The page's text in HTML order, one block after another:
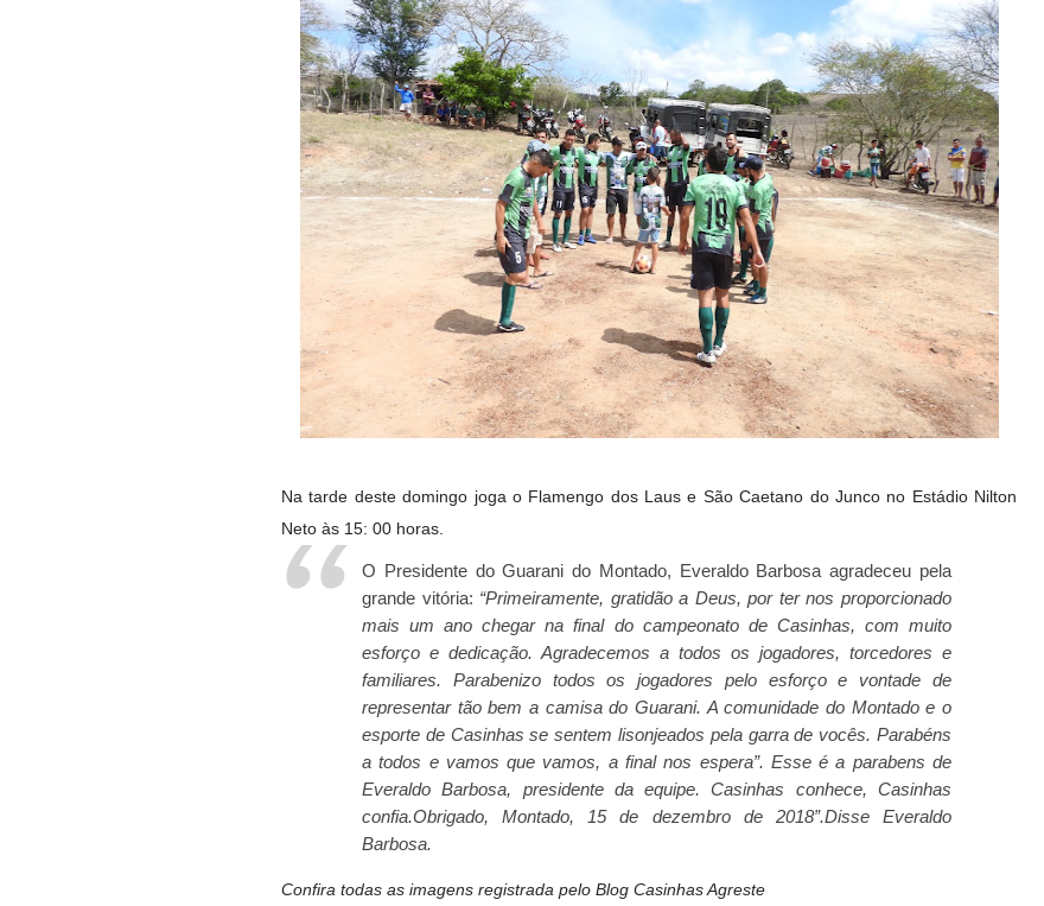
Na tarde deste domingo joga o Flamengo dos Laus e São Caetano do Junco no Estádio Nilton
Neto às 15: 00 horas.
O Presidente do Guarani do Montado, Everaldo Barbosa agradeceu pela
grande vitória: “Primeiramente, gratidão a Deus, por ter nos proporcionado
mais um ano chegar na final do campeonato de Casinhas, com muito
esforço e dedicação. Agradecemos a todos os jogadores, torcedores e
familiares. Parabenizo todos os jogadores pelo esforço e vontade de
representar tão bem a camisa do Guarani. A comunidade do Montado e o
esporte de Casinhas se sentem lisonjeados pela garra de vocês. Parabéns
a todos e vamos que vamos, a final nos espera”. Esse é a parabens de
Everaldo Barbosa, presidente da equipe. Casinhas conhece, Casinhas
confia.Obrigado, Montado, 15 de dezembro de 2018”.Disse Everaldo
Barbosa.
Confira todas as imagens registrada pelo Blog Casinhas Agreste